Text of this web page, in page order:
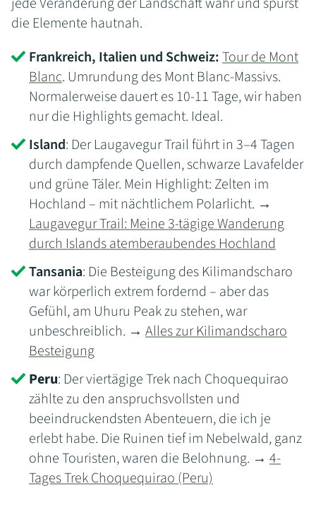
die Elemente hautnah.
Frankreich, Italien und Schweiz:Tour de Mont
Blanc. Umrundung des Mont Blanc-Massivs.
Normalerweise dauert es 10-11 Tage, wir haben
nur die Highlights gemacht. Ideal.
Island: Der Laugavegur Trail führt in 3–4 Tagen
durch dampfende Quellen, schwarze Lavafelder
und grüne Täler. Mein Highlight: Zelten im
Hochland – mit nächtlichem Polarlicht. →
Laugavegur Trail: Meine 3-tägige Wanderung
durch Islands atemberaubendes Hochland
Tansania: Die Besteigung des Kilimandscharo
war körperlich extrem fordernd – aber das
Gefühl, am Uhuru Peak zu stehen, war
unbeschreiblich. → Alles zur Kilimandscharo
Besteigung
Peru: Der viertägige Trek nach Choquequirao
zählte zu den anspruchsvollsten und
beeindruckendsten Abenteuern, die ich je
erlebt habe. Die Ruinen tief im Nebelwald, ganz
ohne Touristen, waren die Belohnung. → 4-
Tages Trek Choquequirao (Peru)